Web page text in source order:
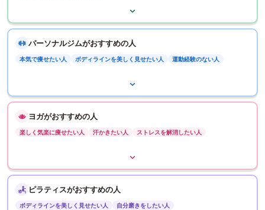
パーソナルジムがおすすめの人
本気で痩せたい人 ボディラインを美しく見せたい人 運動経験のない人
ヨガがおすすめの人
楽しく気楽に痩せたい人 汗かきたい人 ストレスを解消したい人
ピラティスがおすすめの人
ボディラインを美しく見せたい人
自分磨きをしたい人